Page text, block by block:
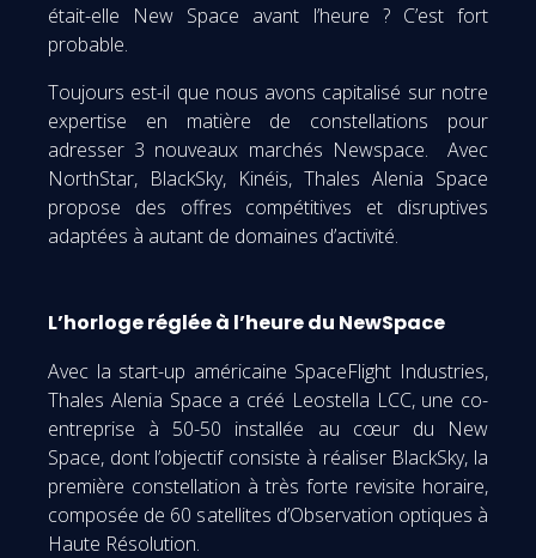
était-elle New Space avant l’heure ? C’est fort
probable.
Toujours est-il que nous avons capitalisé sur notre
expertise en matière de constellations pour
adresser 3 nouveaux marchés Newspace. Avec
NorthStar, BlackSky, Kinéis, Thales Alenia Space
propose des offres compétitives et disruptives
adaptées à autant de domaines d’activité.
L’horloge réglée à l’heure du NewSpace
Avec la start-up américaine SpaceFlight Industries,
Thales Alenia Space a créé Leostella LCC, une co-
entreprise à 50-50 installée au cœur du New
Space, dont l’objectif consiste à réaliser BlackSky, la
première constellation à très forte revisite horaire,
composée de 60 satellites d’Observation optiques à
Haute Résolution.